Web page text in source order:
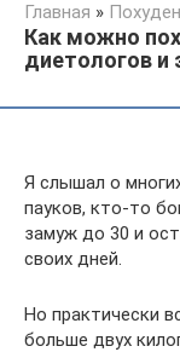
Главная »
Как можно
диетологов
Я слышал о
пауков, кто-то
замуж до 30 и
своих дней.
Но практически
больше двух